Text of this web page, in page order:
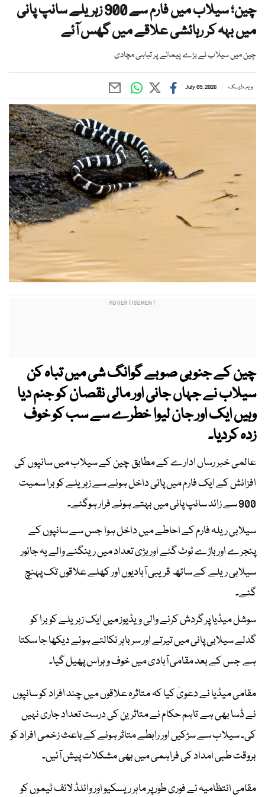
چین؛ سیلاب میں فارم سے 900 زہریلے سانپ پانی
میں بہہ کر رہائشی علاقے میں گھس آئے
چین میں سیلاب نے بڑے پیمانے پر تباہی مچادی
ویب ڈیسک July 09, 2026
چین کے جنوبی صوبے گوانگ شی میں تباہ کن
سیلاب نے جہاں جانی اور مالی نقصان کو جنم دیا
وہیں ایک اور جان لیوا خطرے سے سب کو خوف
زدہ کردیا۔
عالمی خبر رساں ادارے کے مطابق چین کے سیلاب میں سانپوں کی
افزائش کے ایک فارم میں پانی داخل ہونے سے زہریلے کوبرا سمیت
900 سے زائد سانپ پانی میں بہتے ہوئے فرار ہوگئے۔
سیلابی ریلہ فارم کے احاطے میں داخل ہوا جس سے سانپوں کے
پنجرے اور باڑے ٹوٹ گئے اور بڑی تعداد میں رینگنے والے یہ جانور
سیلابی ریلے کے ساتھ قریبی آبادیوں اور کھلے علاقوں تک پہنچ
گئے۔
سوشل میڈیا پر گردش کرنے والی ویڈیوز میں ایک زہریلے کوبرا کو
گدلے سیلابی پانی میں تیرتے اور سر باہر نکالتے ہوئے دیکھا جا سکتا
ہے جس کے بعد مقامی آبادی میں خوف و ہراس پھیل گیا۔
مقامی میڈیا نے دعویٰ کیا کہ متاثرہ علاقوں میں چند افراد کو سانپوں
نے ڈسا بھی ہے تاہم حکام نے متاثرین کی درست تعداد جاری نہیں
کی۔ سیلاب سے سڑکیں اور رابطے متاثر ہونے کے باعث زخمی افراد کو
بروقت طبی امداد کی فراہمی میں بھی مشکلات پیش آئیں۔
مقامی انتظامیہ نے فوری طور پر ماہر ریسکیو اور وائلڈ لائف ٹیموں کو